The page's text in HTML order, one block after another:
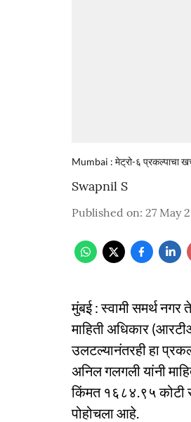
Mumbai : मेट्रो-६ प्रकल्पाचा
Swapnil S
Published on: 27 May
मुंबई : स्वामी समर्थ
माहिती अधिकार
उलटल्यानंतरही हा
अनिल गलगली यांनी
किंमत १६८४.९५ कोटी
पोहोचला आहे.